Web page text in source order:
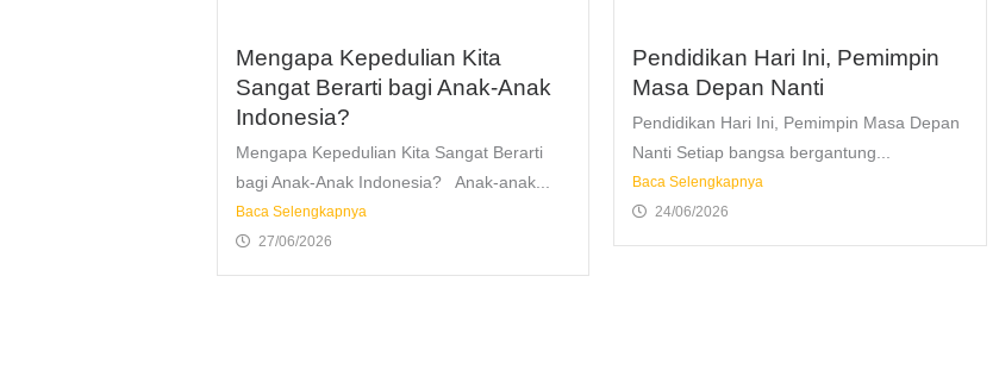
Mengapa Kepedulian Kita
Sangat Berarti bagi Anak-Anak
Indonesia?
Mengapa Kepedulian Kita Sangat Berarti
bagi Anak-Anak Indonesia? Anak-anak...
Baca Selengkapnya
27/06/2026
Pendidikan Hari Ini, Pemimpin
Masa Depan Nanti
Pendidikan Hari Ini, Pemimpin Masa Depan
Nanti Setiap bangsa bergantung...
Baca Selengkapnya
24/06/2026